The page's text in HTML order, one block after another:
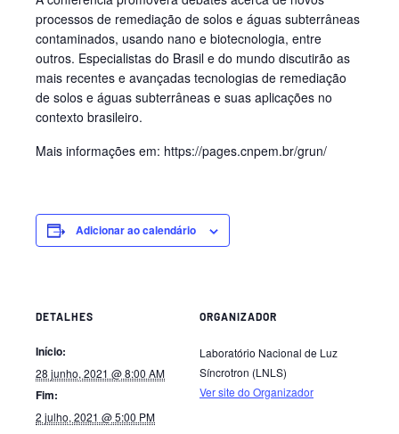
processos de remediação de solos e águas subterrâneas
contaminados, usando nano e biotecnologia, entre
outros. Especialistas do Brasil e do mundo discutirão as
mais recentes e avançadas tecnologias de remediação
de solos e águas subterrâneas e suas aplicações no
contexto brasileiro.
Mais informações em: https://pages.cnpem.br/grun/
Adicionar ao calendário
DETALHES
Início:
28 junho, 2021 @ 8:00 AM
Fim:
2 julho, 2021 @ 5:00 PM
ORGANIZADOR
Laboratório Nacional de Luz
Síncrotron (LNLS)
Ver site do Organizador